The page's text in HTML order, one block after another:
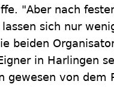
"Aber nach
sich nur
beiden
in Harlingen
gewesen von dem